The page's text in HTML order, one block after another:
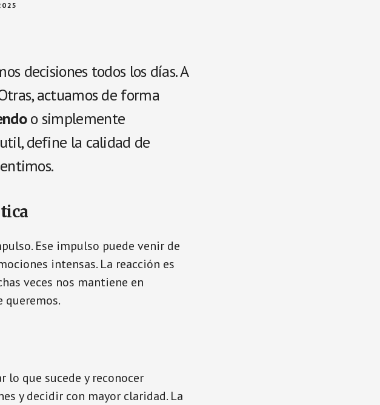
decisiones todos los días. A
actuamos de forma
o simplemente
define la calidad de
Ese impulso puede venir de
intensas. La reacción es
veces nos mantiene en
queremos.
lo que sucede y reconocer
y decidir con mayor claridad. La